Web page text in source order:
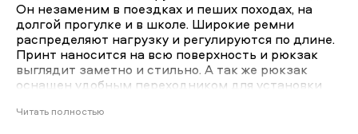
Он незаменим в поездках и пеших походах, на
долгой прогулке и в школе. Широкие ремни
распределяют нагрузку и регулируются по длине.
Принт наносится на всю поверхность и рюкзак
выглядит заметно и стильно. А так же рюкзак
оснащен удобным переходником для установки
Читать полностью